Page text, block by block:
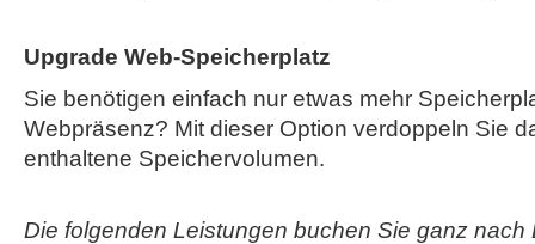
Upgrade Web-Speicherplatz
Sie benötigen einfach nur etwas mehr
Webpräsenz? Mit dieser Option verdoppeln Sie
enthaltene Speichervolumen.
Die folgenden Leistungen buchen Sie ganz nach